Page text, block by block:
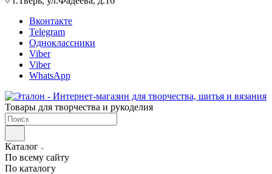
Вконтакте
Telegram
Одноклассники
Viber
Viber
WhatsApp
Товары для творчества и рукоделия
Каталог
По всему сайту
По каталогу